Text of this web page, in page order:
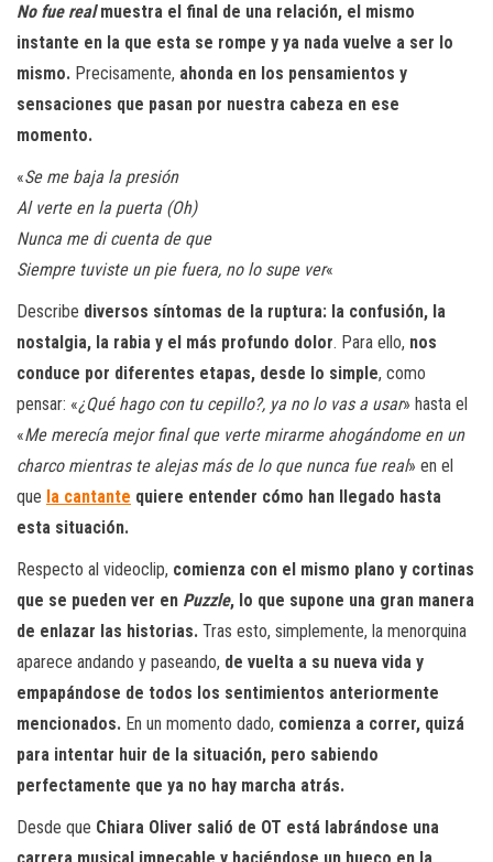
No fue realmuestra el final de una relación, el mismo
instante en la que esta se rompe y ya nada vuelve a ser lo
mismo. Precisamente, ahonda en los pensamientos y
sensaciones que pasan por nuestra cabeza en ese
momento.
«Se me baja la presión
Al verte en la puerta (Oh)
Nunca me di cuenta de que
Siempre tuviste un pie fuera, no lo supe ver«
Describe diversos síntomas de la ruptura: la confusión, la
nostalgia, la rabia y el más profundo dolor. Para ello, nos
conduce por diferentes etapas, desde lo simple, como
pensar: «¿Qué hago con tu cepillo?, ya no lo vas a usar» hasta el
«Me merecía mejor final que verte mirarme ahogándome en un
charco mientras te alejas más de lo que nunca fue real» en el
que la cantante quiere entender cómo han llegado hasta
esta situación.
Respecto al videoclip, comienza con el mismo plano y cortinas
que se pueden ver en Puzzle, lo que supone una gran manera
de enlazar las historias. Tras esto, simplemente, la menorquina
aparece andando y paseando, de vuelta a su nueva vida y
empapándose de todos los sentimientos anteriormente
mencionados. En un momento dado, comienza a correr, quizá
para intentar huir de la situación, pero sabiendo
perfectamente que ya no hay marcha atrás.
Desde que Chiara Oliver salió de OT está labrándose una